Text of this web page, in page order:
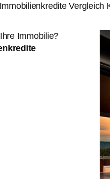
Vergleich
Immobilie?